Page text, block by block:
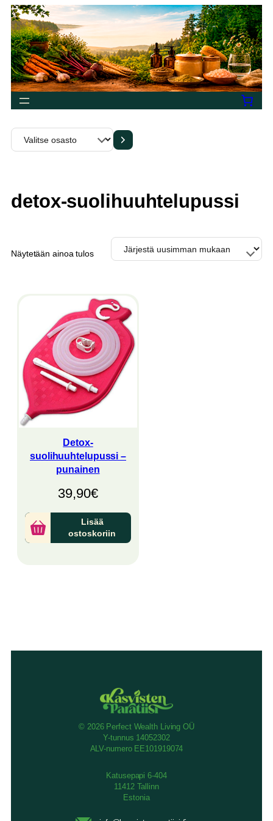
Siirry
sisältöön
Valitse
osasto
detox-suolihuuhtelupussi
Näytetään ainoa tulos
Detox-
suolihuuhtelupussi –
punainen
39,90€
Lisää
ostoskoriin
© 2026 Perfect Wealth Living OÜ
Y-tunnus 14052302
ALV-numero EE101919074
Katusepapi 6-404
11412 Tallinn
Estonia